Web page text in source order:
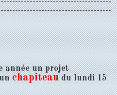
année un projet
chapiteaudu lundi 15